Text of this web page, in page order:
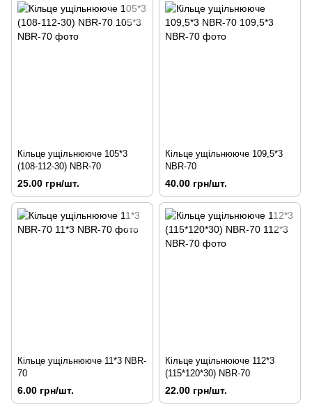
Кільце ущільнююче 105*3
(108-112-30) NBR-70
25.00 грн/шт.
Кільце ущільнююче 109,5*3
NBR-70
40.00 грн/шт.
Кільце ущільнююче 11*3 NBR-
70
6.00 грн/шт.
Кільце ущільнююче 112*3
(115*120*30) NBR-70
22.00 грн/шт.